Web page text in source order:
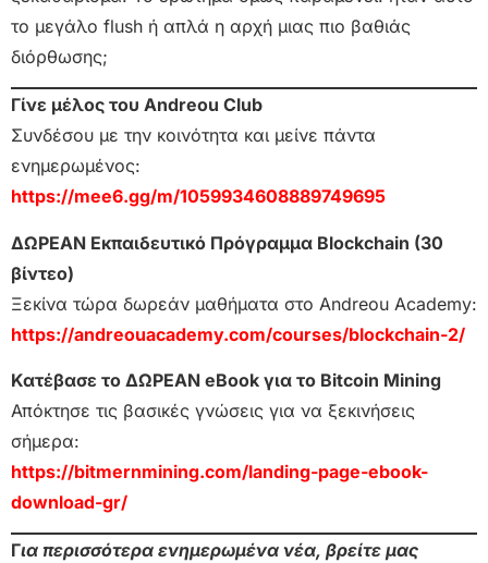
το μεγάλο flush ή απλά η αρχή μιας πιο βαθιάς
διόρθωσης;
Γίνε μέλος του Andreou Club
Συνδέσου με την κοινότητα και μείνε πάντα
ενημερωμένος:
https://mee6.gg/m/1059934608889749695
ΔΩΡΕΑΝ Εκπαιδευτικό Πρόγραμμα Blockchain (30
βίντεο)
Ξεκίνα τώρα δωρεάν μαθήματα στο Andreou Academy:
https://andreouacademy.com/courses/blockchain-2/
Κατέβασε το ΔΩΡΕΑΝ eBook για το Bitcoin Mining
Απόκτησε τις βασικές γνώσεις για να ξεκινήσεις
σήμερα:
https://bitmernmining.com/landing-page-ebook-
download-gr/
Για περισσότερα ενημερωμένα νέα, βρείτε μας